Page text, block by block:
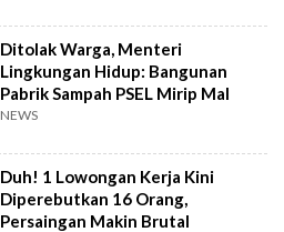
Ditolak Warga, Menteri
Lingkungan Hidup: Bangunan
Pabrik Sampah PSEL Mirip Mal
NEWS
Duh! 1 Lowongan Kerja Kini
Diperebutkan 16 Orang,
Persaingan Makin Brutal